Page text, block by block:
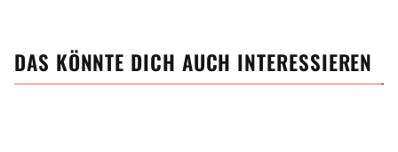
DAS KÖNNTE DICH AUCH INTERESSIEREN